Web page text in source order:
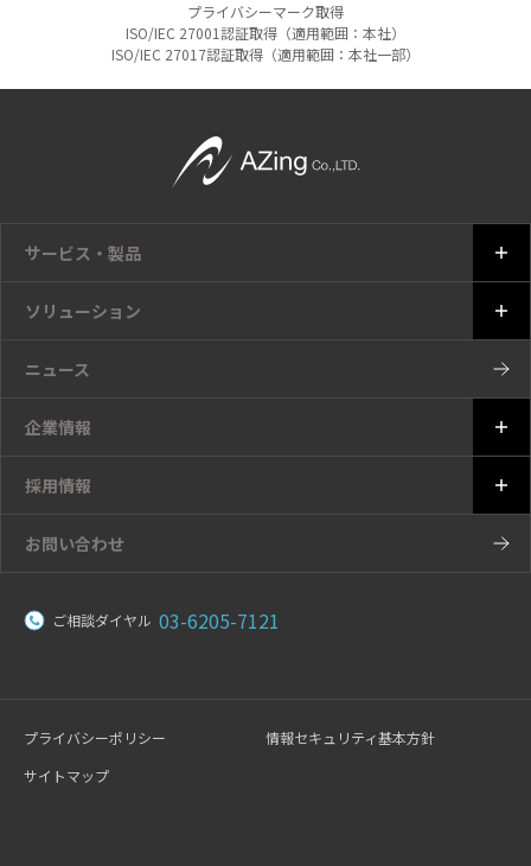
プライバシーマーク取得
ISO/IEC 27001認証取得（適用範囲：本社）
ISO/IEC 27017認証取得（適用範囲：本社一部）
サービス・製品
ソリューション
ニュース
企業情報
採用情報
お問い合わせ
ご相談ダイヤル 03-6205-7121
プライバシーポリシー
情報セキュリティ基本方針
サイトマップ